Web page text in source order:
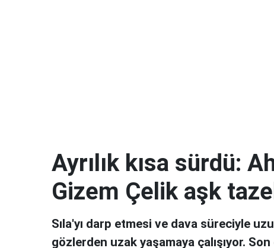
Ayrılık kısa sürdü:
Gizem Çelik aşk
Sıla'yı darp etmesi ve dava süreciyle
gözlerden uzak yaşamaya çalışıyor.